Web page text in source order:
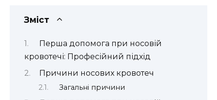
Зміст
Перша допомога при носовій
кровотечі: Професійний підхід
Причини носових кровотеч
Загальні причини